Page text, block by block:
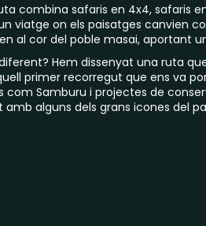
combina safaris en 4x4, safaris
viatge on els paisatges canvien
al cor del poble masai, aportant
Hem dissenyat una ruta
primer recorregut que ens va
com Samburu i projectes de
alguns dels grans icones del